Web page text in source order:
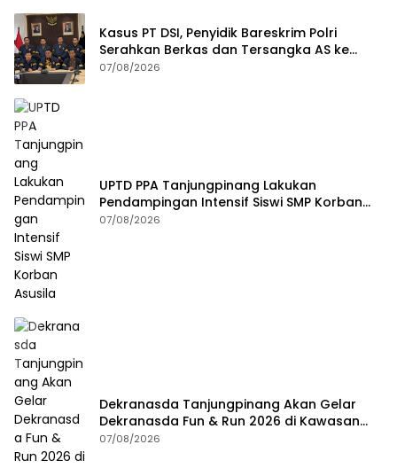
Kasus PT DSI, Penyidik Bareskrim Polri
Serahkan Berkas dan Tersangka AS ke
Kejari Depok
07/08/2026
UPTD PPA Tanjungpinang Lakukan
Pendampingan Intensif Siswi SMP Korban
Asusila
07/08/2026
Dekranasda Tanjungpinang Akan Gelar
Dekranasda Fun & Run 2026 di Kawasan
Gedung Gonggong
07/08/2026